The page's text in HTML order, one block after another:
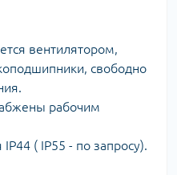
вентилятором,
свободно
рабочим
( IP55 - по запросу).